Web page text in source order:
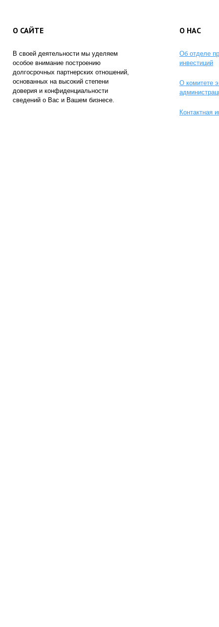
О САЙТЕ
В своей деятельности мы уделяем
особое внимание построению
долгосрочных партнерских отношений,
основанных на высокий степени
доверия и конфиденциальности
сведений о Вас и Вашем бизнесе.
О НАС
Об отделе
инвестиций
О комитете
Контактная